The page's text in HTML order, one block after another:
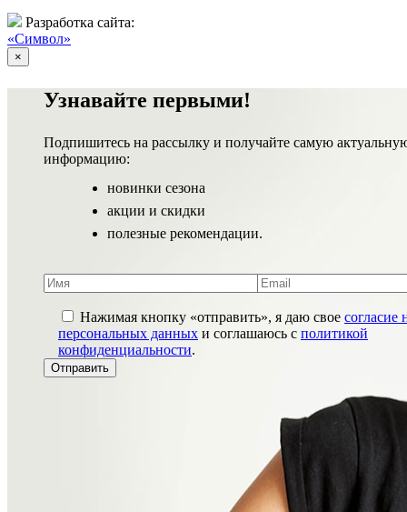
Разработка сайта:
«Символ»
×
Узнавайте первыми!
Подпишитесь на рассылку и получайте самую
информацию:
новинки сезона
акции и скидки
полезные рекомендации.
Нажимая кнопку «отправить», я даю свое согласие
персональных данных и соглашаюсь с политикой
конфиденциальности.